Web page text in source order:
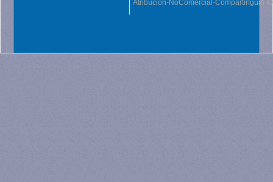
Atribución-NoComercial-CompartirIgual